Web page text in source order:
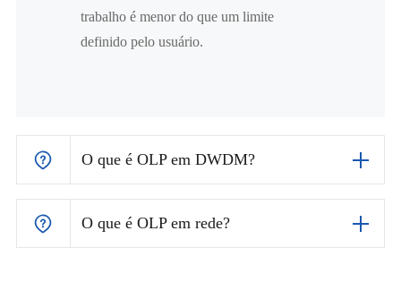
trabalho é menor do que um limite
definido pelo usuário.
O que é OLP em DWDM?
O que é OLP em rede?